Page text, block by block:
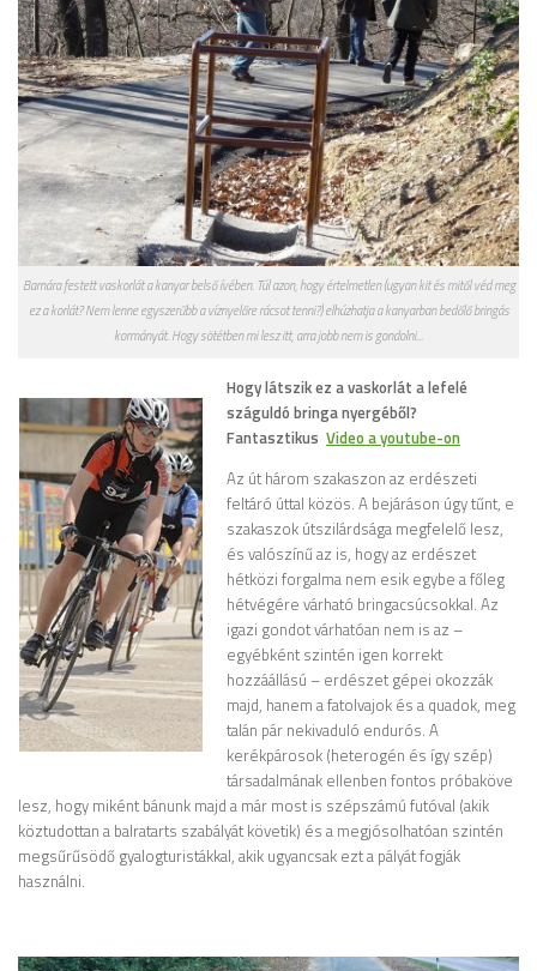
Barnára festett vaskorlát a kanyar belső ívében. Túl azon, hogy értelmetlen (ugyan kit és mitől véd meg
ez a korlát? Nem lenne egyszerűbb a víznyelőre rácsot tenni?) elhúzhatja a kanyarban bedőlő bringás
kormányát. Hogy sötétben mi lesz itt, arra jobb nem is gondolni...
Hogy látszik ez a vaskorlát a lefelé
száguldó bringa nyergéből?
Fantasztikus Video a youtube-on
Az út három szakaszon az erdészeti
feltáró úttal közös. A bejáráson úgy tűnt, e
szakaszok útszilárdsága megfelelő lesz,
és valószínű az is, hogy az erdészet
hétközi forgalma nem esik egybe a főleg
hétvégére várható bringacsúcsokkal. Az
igazi gondot várhatóan nem is az –
egyébként szintén igen korrekt
hozzáállású – erdészet gépei okozzák
majd, hanem a fatolvajok és a quadok, meg
talán pár nekivaduló endurós. A
kerékpárosok (heterogén és így szép)
társadalmának ellenben fontos próbaköve
lesz, hogy miként bánunk majd a már most is szépszámú futóval (akik
köztudottan a balratarts szabályát követik) és a megjósolhatóan szintén
megsűrűsödő gyalogturistákkal, akik ugyancsak ezt a pályát fogják
használni.